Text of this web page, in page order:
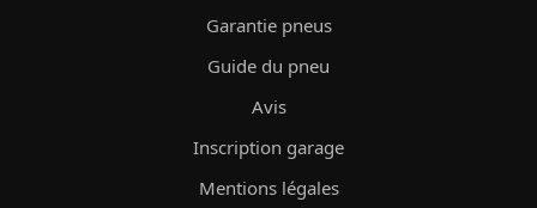
Garantie pneus
Guide du pneu
Avis
Inscription garage
Mentions légales